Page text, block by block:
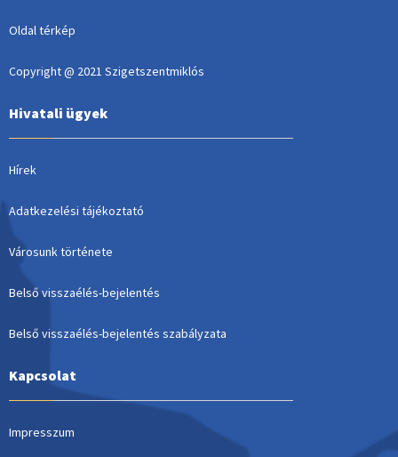
Oldal térkép
Copyright @ 2021 Szigetszentmiklós
Hivatali ügyek
Hírek
Adatkezelési tájékoztató
Városunk története
Belső visszaélés-bejelentés
Belső visszaélés-bejelentés szabályzata
Kapcsolat
Impresszum